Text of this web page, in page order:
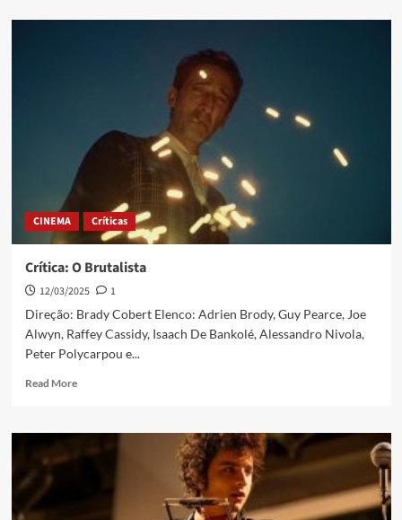
CINEMA Críticas
Crítica: O Brutalista
12/03/2025
1
Direção: Brady Cobert Elenco: Adrien Brody, Guy Pearce, Joe
Alwyn, Raffey Cassidy, Isaach De Bankolé, Alessandro Nivola,
Peter Polycarpou e...
Read More